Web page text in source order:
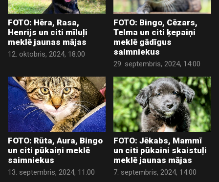
FOTO: Hēra, Rasa,
Henrijs un citi mīluļi
meklē jaunas mājas
12. oktobris, 2024, 18:00
FOTO: Bingo, Cēzars,
Telma un citi ķepaiņi
meklē gādīgus
saimniekus
29. septembris, 2024, 14:00
FOTO: Rūta, Aura, Bingo
un citi pūkaiņi meklē
saimniekus
13. septembris, 2024, 11:00
FOTO: Jēkabs, Mammī
un citi pūkaini skaistuļi
meklē jaunas mājas
7. septembris, 2024, 14:00